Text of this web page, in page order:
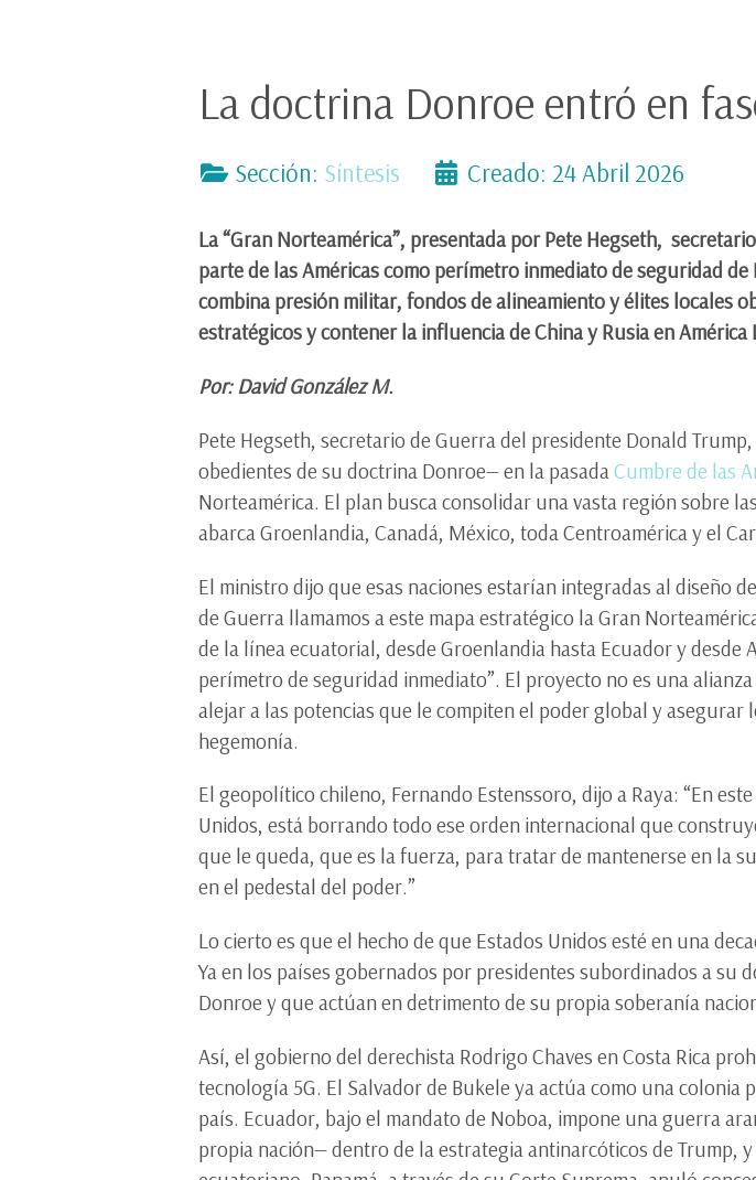
La doctrina Donroe entró en
Sección: Síntesis Creado: 24 Abril 2026
La “Gran Norteamérica”, presentada por Pete Hegseth,
parte de las Américas como perímetro inmediato de seguridad
combina presión militar, fondos de alineamiento y élites locales
estratégicos y contener la influencia de China y Rusia en América
Por: David González M.
Pete Hegseth, secretario de Guerra del presidente Donald
obedientes de su doctrina Donroe— en la pasadaCumbre de las
Norteamérica. El plan busca consolidar una vasta región sobre
abarca Groenlandia, Canadá, México, toda Centroamérica y el
El ministro dijo que esas naciones estarían integradas al diseño
de Guerra llamamos a este mapa estratégico la Gran
de la línea ecuatorial, desde Groenlandia hasta Ecuador y desde
perímetro de seguridad inmediato”. El proyecto no es una
alejar a las potencias que le compiten el poder global y
hegemonía.
El geopolítico chileno, Fernando Estenssoro, dijo a Raya: “En
Unidos, está borrando todo ese orden internacional que
que le queda, que es la fuerza, para tratar de mantenerse en la
en el pedestal del poder.”
Lo cierto es que el hecho de que Estados Unidos esté en una
Ya en los países gobernados por presidentes subordinados a su
Donroe y que actúan en detrimento de su propia soberanía
Así, el gobierno del derechista Rodrigo Chaves en Costa Rica
tecnología 5G. El Salvador de Bukele ya actúa como una
país. Ecuador, bajo el mandato de Noboa, impone una guerra
propia nación— dentro de la estrategia antinarcóticos de Trump,